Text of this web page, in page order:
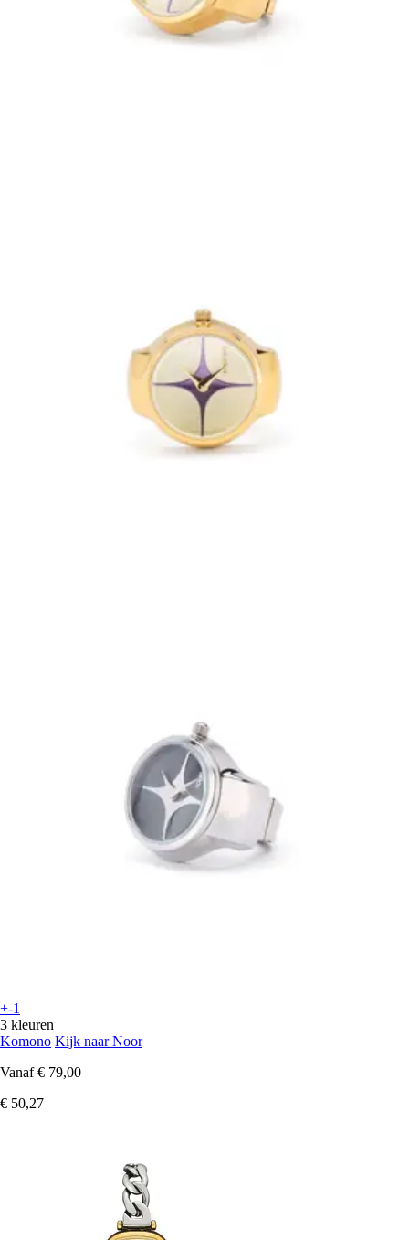
+-1
3 kleuren
Komono Kijk naar Noor
Vanaf € 79,00
€ 50,27